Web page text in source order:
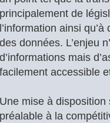
principalement de
l’information ainsi
des données. L’enjeu
d’informations mais
facilement accessible
Une mise à disposition
préalable à la